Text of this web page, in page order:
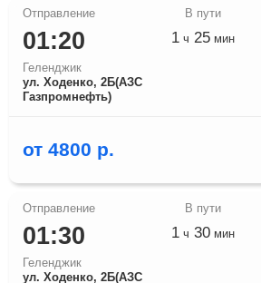
01:20
Геленджик
ул. Ходенко, 2Б(АЗС
Газпромнефть)
1 ч 25 мин
от 4800 р.
01:30
Геленджик
ул. Ходенко, 2Б(АЗС
1 ч 30 мин